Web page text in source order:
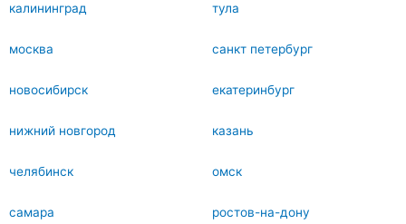
калининград тула
москва санкт петербург
новосибирск екатеринбург
нижний новгород казань
челябинск омск
самара ростов-на-дону